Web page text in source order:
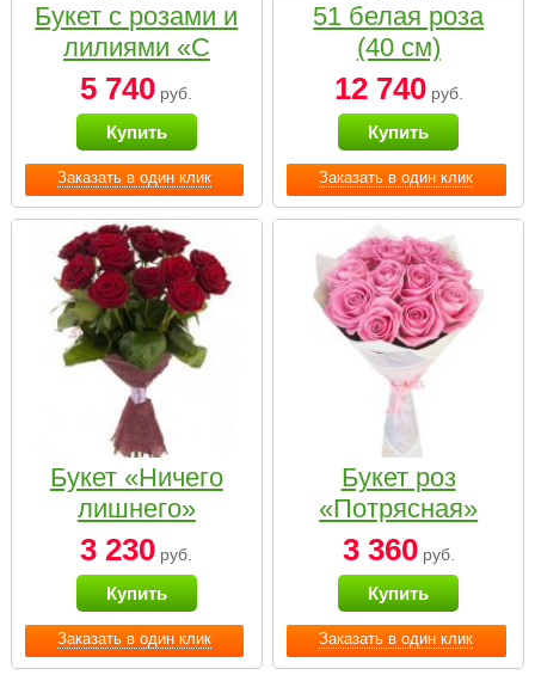
Заказать в один клик
Букет с розами и
лилиями «С
наилучшими
пожеланиями»
5 740 руб.
Купить
Заказать в один клик
51 белая роза
(40 см)
12 740руб.
Купить
Заказать в один клик
Букет «Ничего
лишнего»
3 230 руб.
Купить
Заказать в один клик
Букет роз
«Потрясная»
3 360руб.
Купить